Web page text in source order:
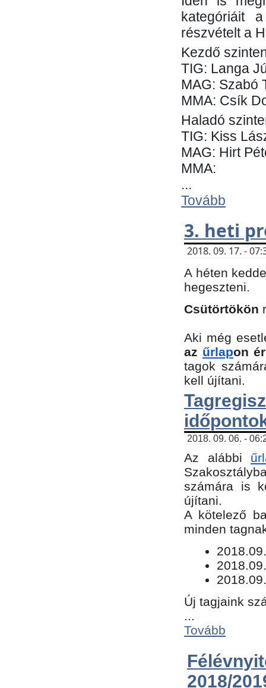
kategóriáit
részvételt a
Kezdő
TIG: Langa
MAG: Szabó
MMA: Csík
Haladó
TIG: Kiss
MAG: Hirt
MMA:
...
Tovább
3. heti
2018. 09. 17. -
A héten
hegeszteni.
Csütörtökön
Aki még
az űrlapon
tagok
kell újítani.
2018. 09. 06. -
Az alábbi
számára is
újítani.
​A kötelező
minden
Új tagjaink
...
Tovább
2018/